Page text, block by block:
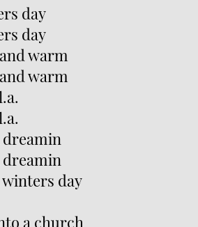
day
day
warm
warm
winters day
a church